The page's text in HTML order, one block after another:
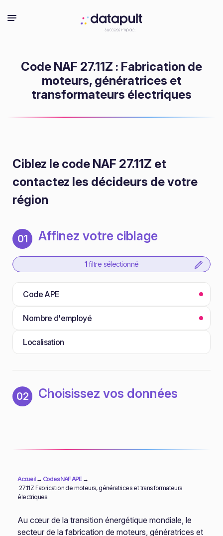
Code NAF 27.11Z : Fabrication de
moteurs, génératrices et
transformateurs électriques
Ciblez le code NAF 27.11Z et
contactez les décideurs de votre
région
01 Affinez votre ciblage
1 filtre sélectionné
Code APE
Nombre d'employé
Localisation
02 Choisissez vos données
Accueil→ Codes NAF APE→
27.11Z Fabrication de moteurs, génératrices et transformateurs
électriques
Au cœur de la transition énergétique mondiale, le
secteur de la fabrication de moteurs, génératrices et